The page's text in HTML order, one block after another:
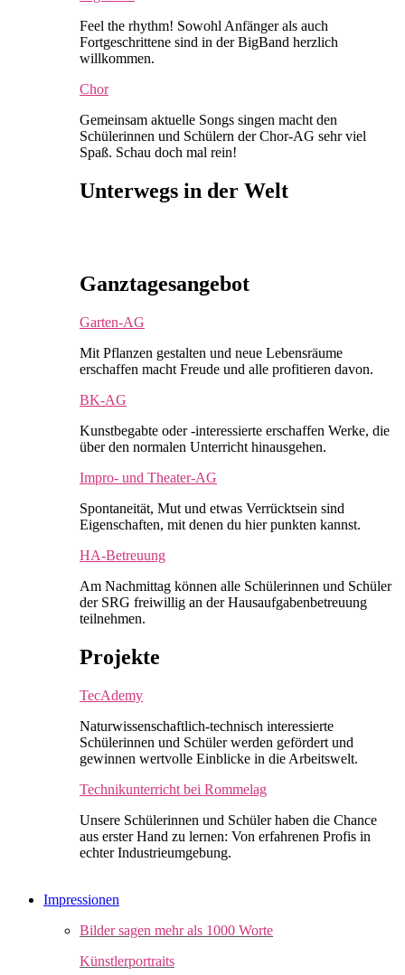
Feel the rhythm! Sowohl Anfänger als auch
Fortgeschrittene sind in der BigBand herzlich
willkommen.
Chor
Gemeinsam aktuelle Songs singen macht den
Schülerinnen und Schülern der Chor-AG sehr viel
Spaß. Schau doch mal rein!
Unterwegs in der Welt
Ganztagesangebot
Garten-AG
Mit Pflanzen gestalten und neue Lebensräume
erschaffen macht Freude und alle profitieren davon.
BK-AG
Kunstbegabte oder -interessierte erschaffen Werke, die
über den normalen Unterricht hinausgehen.
Impro- und Theater-AG
Spontaneität, Mut und etwas Verrücktsein sind
Eigenschaften, mit denen du hier punkten kannst.
HA-Betreuung
Am Nachmittag können alle Schülerinnen und Schüler
der SRG freiwillig an der Hausaufgabenbetreuung
teilnehmen.
Projekte
TecAdemy
Naturwissenschaftlich-technisch interessierte
Schülerinnen und Schüler werden gefördert und
gewinnen wertvolle Einblicke in die Arbeitswelt.
Technikunterricht bei Rommelag
Unsere Schülerinnen und Schüler haben die Chance
aus erster Hand zu lernen: Von erfahrenen Profis in
echter Industrieumgebung.
Impressionen
Bilder sagen mehr als 1000 Worte
Künstlerportraits